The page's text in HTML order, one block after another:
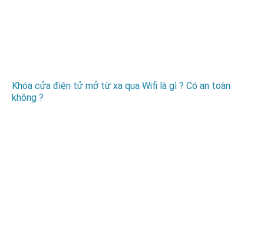
Khóa cửa điện tử mở từ xa qua Wifi là gì ? Có an toàn
không ?